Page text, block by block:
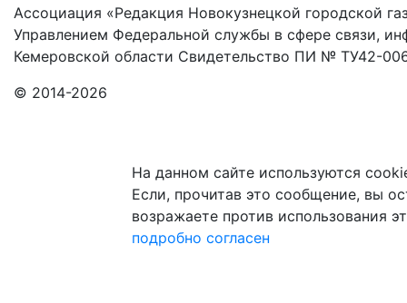
Ассоциация «Редакция Новокузнецкой городской
Управлением Федеральной службы в сфере связи,
Кемеровской области Свидетельство ПИ № ТУ42-
© 2014-2026
На данном сайте используются
Если, прочитав это сообщение, вы
возражаете против использования
подробно согласен